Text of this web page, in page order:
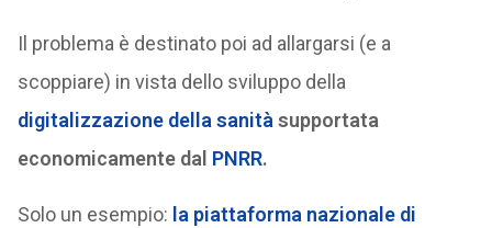
Il problema è destinato poi ad allargarsi (e a
scoppiare) in vista dello sviluppo della
digitalizzazione della sanità supportata
economicamente dal PNRR.
Solo un esempio: la piattaforma nazionale di